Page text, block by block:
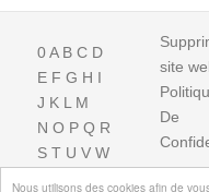
Nous utilisons des cookies afin de
0A B C D
E F G H I
J K L M
N O P Q R
S T U V W
site
De